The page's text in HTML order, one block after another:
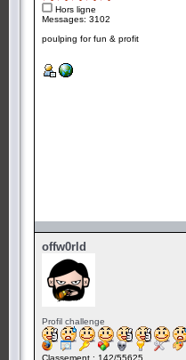
Hors ligne
Messages: 3102
poulping for fun & profit
offw0rld
Profil challenge
Classement : 142/55625